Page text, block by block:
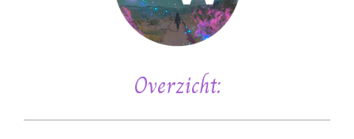
Overzicht: